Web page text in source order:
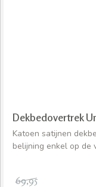
Dekbedovertrek
Katoen satijnen
belijning enkel op de
69,95